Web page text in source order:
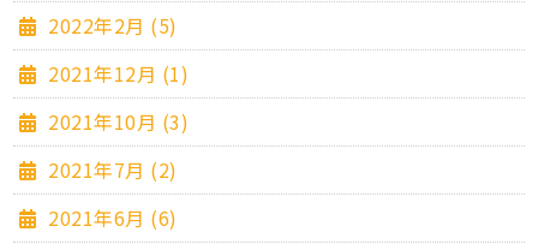
2022年2月 (5)
2021年12月 (1)
2021年10月 (3)
2021年7月 (2)
2021年6月 (6)